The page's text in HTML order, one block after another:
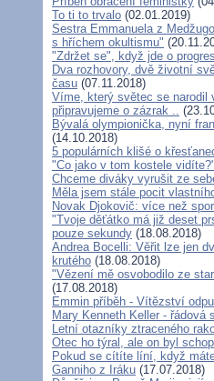
To ti to trvalo (02.01.2019)
Sestra Emmanuela z
s hříchem okultismu"
"Zdržet se", když jde o
Dva rozhovory, dvě životní
času (07.11.2018)
Víme, který světec se narodil
připravujeme o zázrak ..
Bývalá olympionička, nyní
(14.10.2018)
5 populárních klišé o
"Co jako v tom kostele
Chceme diváky vyrušit ze
Měla jsem stále pocit
Novak Djokovič: více než
"Tvoje děťátko má již deset
pouze sekundy (18.08.2018)
Andrea Bocelli: Věřit lze jen
krutého (18.08.2018)
"Vězení mě osvobodilo ze
(17.08.2018)
Emmin příběh - Vítězství
Mary Kenneth Keller - řádová
Letní otazníky ztraceného
Otec ho týral, ale on byl
Pokud se cítíte líní, když
Ganniho z Iráku (17.07.2018)